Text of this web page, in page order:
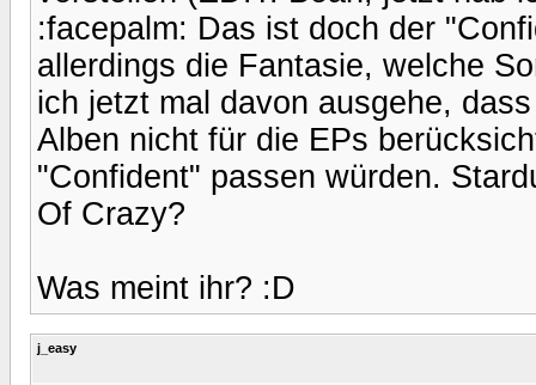
:facepalm: Das ist doch der
allerdings die Fantasie, welche
ich jetzt mal davon ausgehe,
Alben nicht für die EPs
"Confident" passen würden.
Of Crazy?
Was meint ihr? :D
j_easy